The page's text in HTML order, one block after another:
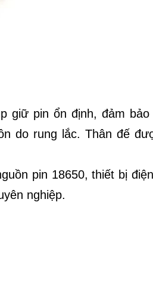
giữ pin ổn định, đảm
do rung lắc. Thân đế
pin 18650, thiết bị
nghiệp.